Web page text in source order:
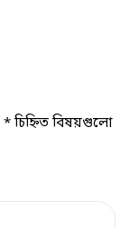
*চিহ্নিত বিষয়গুলো